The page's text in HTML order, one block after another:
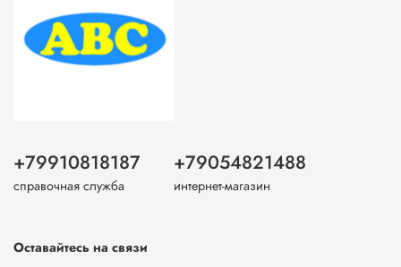
+79910818187
справочная служба
+79054821488
интернет-магазин
Оставайтесь на связи